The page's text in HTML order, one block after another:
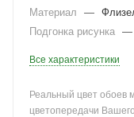
Материал
—
Подгонка рисунка —
Все характеристики
Реальный цвет обоев
цветопередачи